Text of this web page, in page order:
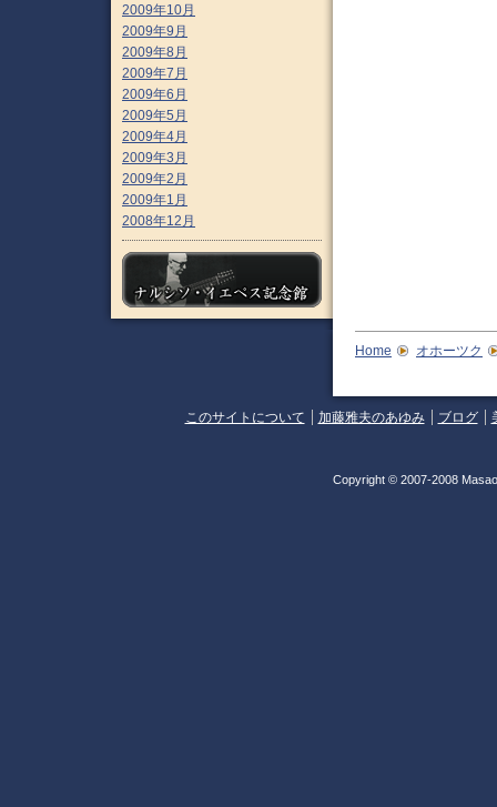
2009年10月
2009年9月
2009年8月
2009年7月
2009年6月
2009年5月
2009年4月
2009年3月
2009年2月
2009年1月
2008年12月
Home オホーツク
このサイトについて 加藤雅夫のあゆみ ブログ
Copyright © 2007-2008